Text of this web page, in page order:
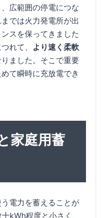
広範囲の停電につな
では火力発電所が出
スを保ってきました
れて、 より速く柔軟
りました。そこで重要
て瞬時に充放電でき
家庭用蓄
電力を蓄えることが
kWh程度と小さく、